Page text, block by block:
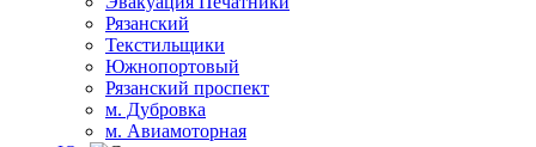
Рязанский
Текстильщики
Южнопортовый
Рязанский проспект
м. Дубровка
м. Авиамоторная